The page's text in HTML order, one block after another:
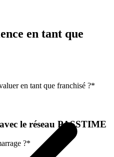
en tant que
en tant que franchisé ?*
le réseau PASSTIME
?*